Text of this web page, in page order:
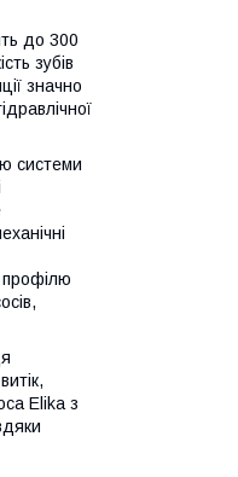
до 300
зубів
значно
системи
профілю
Elika з